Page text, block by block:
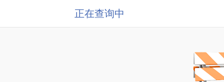
正在查询中